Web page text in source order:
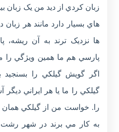
زبان کردي از ديد من يک زبان
هاي بسيار دارد مانند هر زبان
ها نزديک ترند به آن ريشه،
پارسي هم ما همين ويژگي را
اگر گويش گيلکي را بسنجيد
گيلکي را ما يا هر ايراني ديگر
را. خواست من از گيلکي
به کار مي برند در شهر